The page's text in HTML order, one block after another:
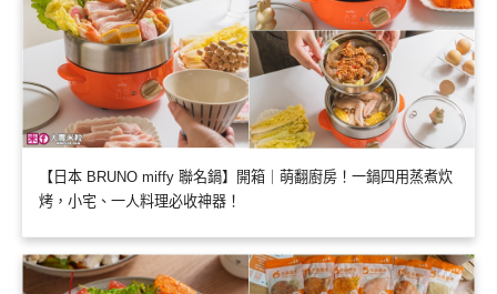
【日本 BRUNO miffy 聯名鍋】開箱｜萌翻廚房！一鍋四用蒸煮炊
烤，小宅、一人料理必收神器！